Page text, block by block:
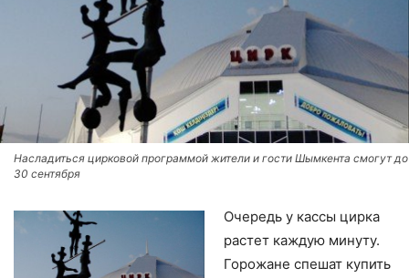
Насладиться цирковой программой жители и гости Шымкента смогут до
30 сентября
Очередь у кассы цирка
растет каждую минуту.
Горожане спешат купить